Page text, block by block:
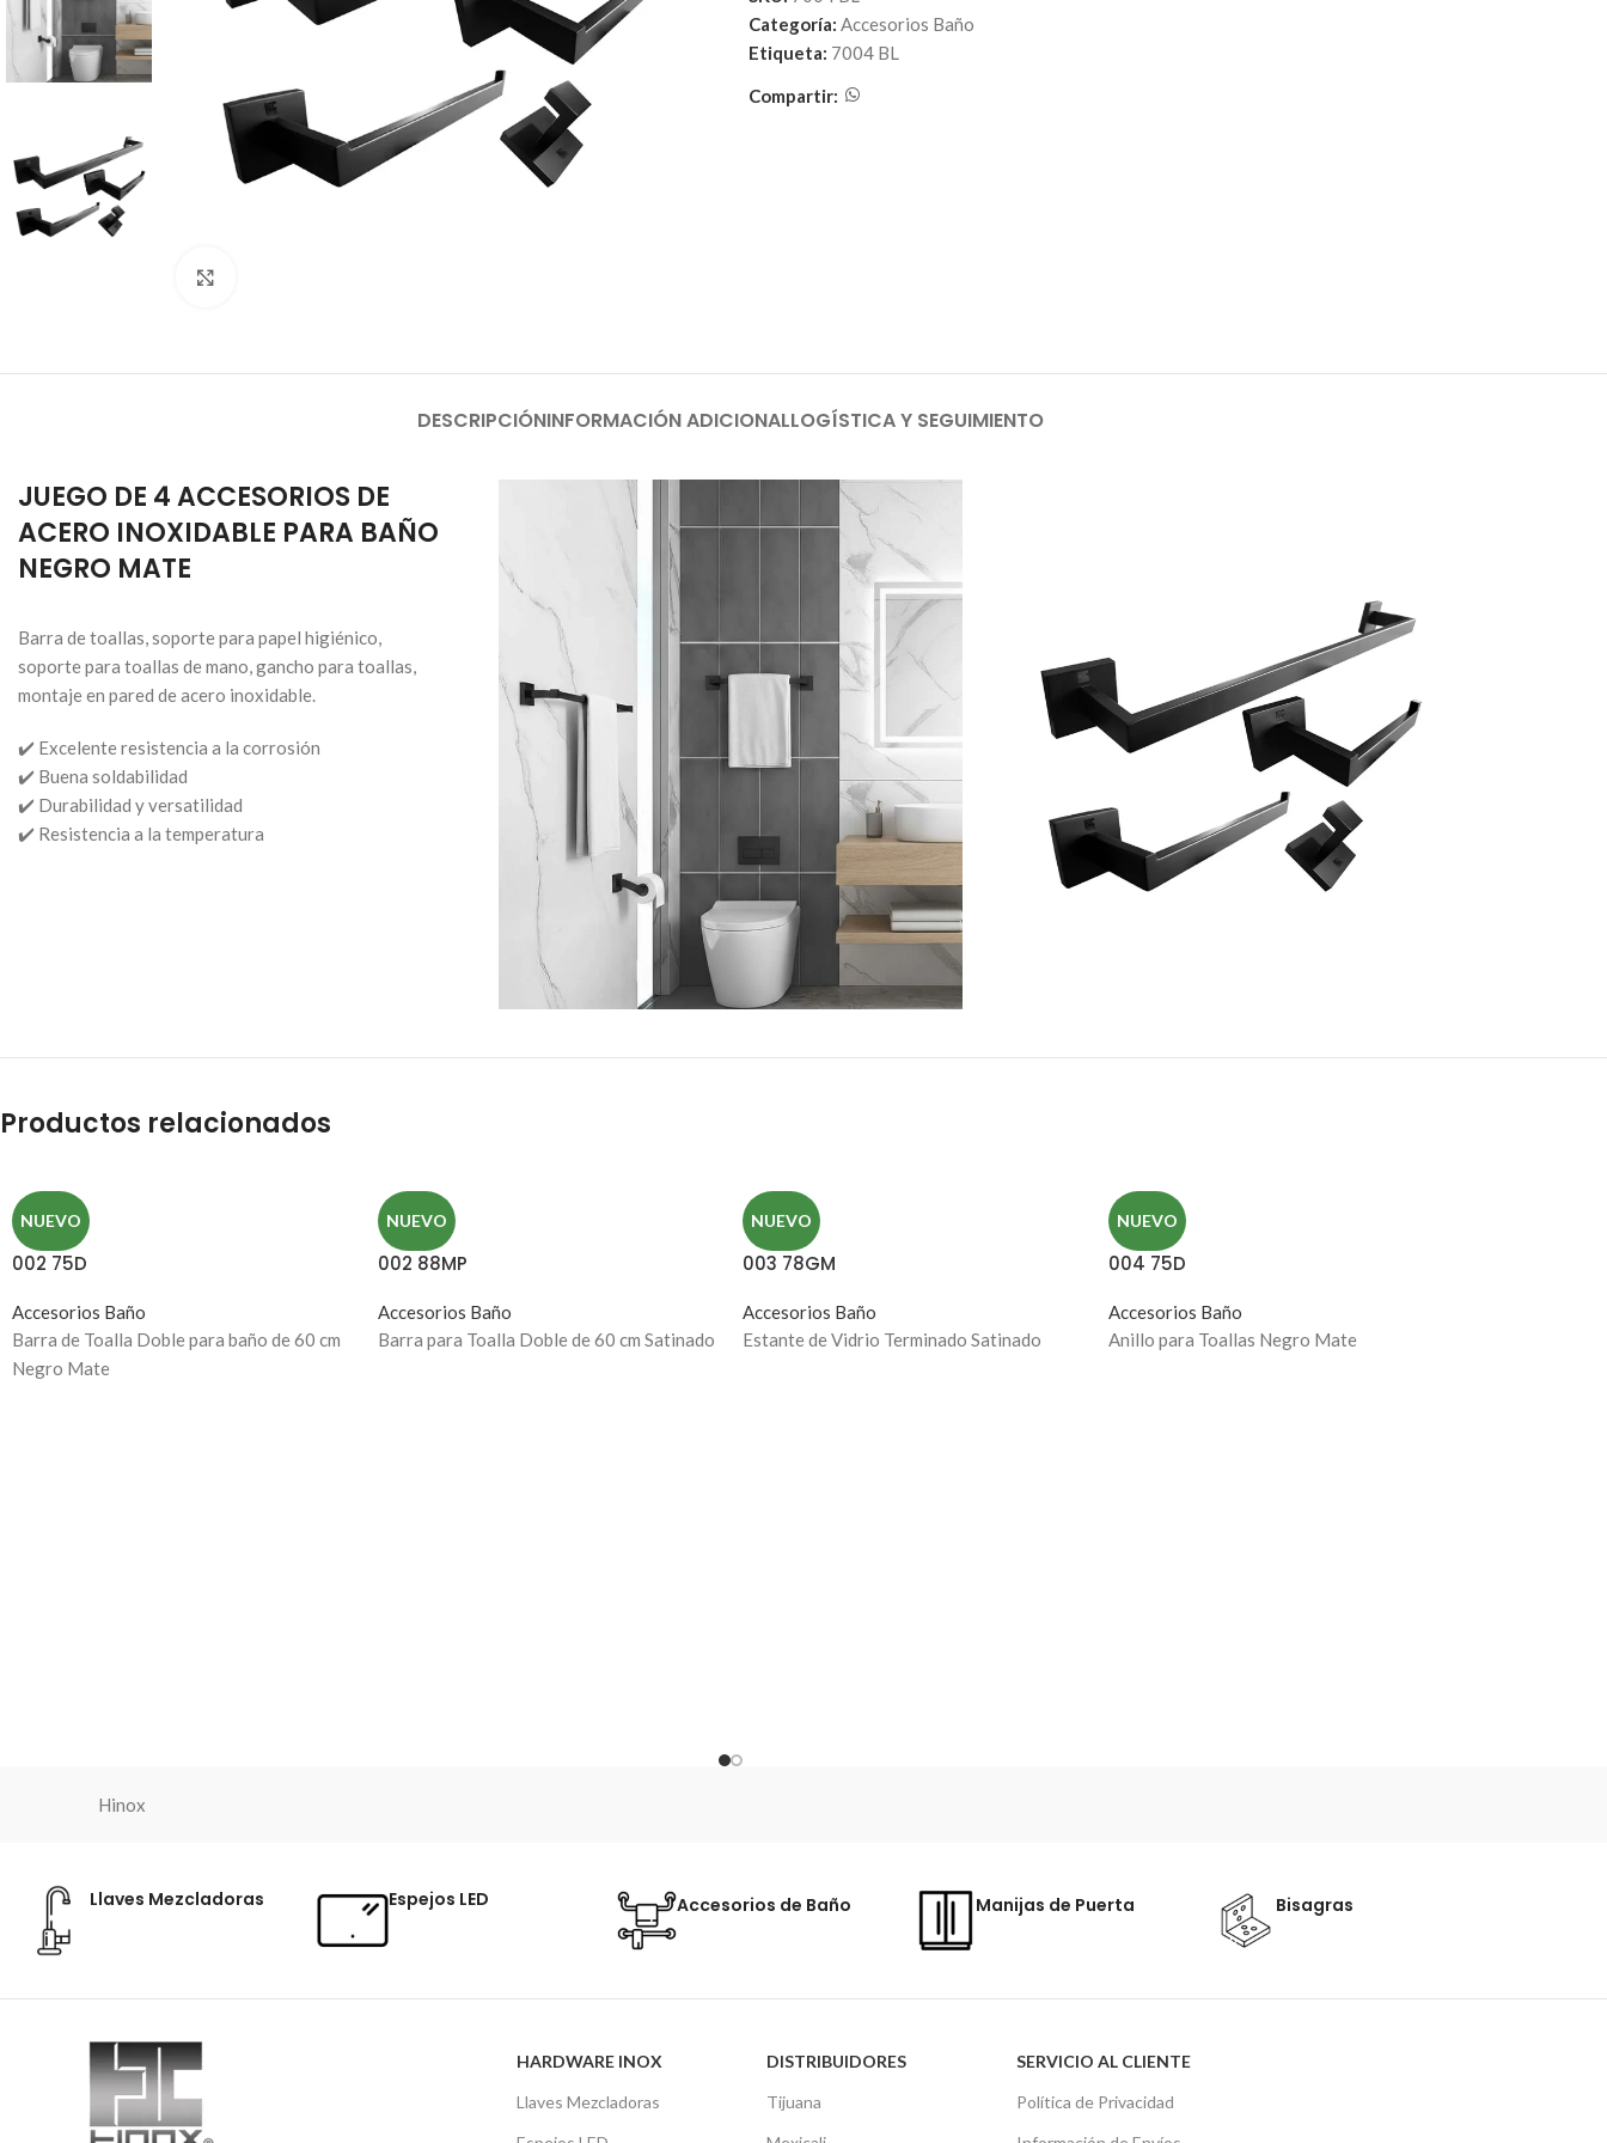
Categoría: Accesorios Baño
Etiqueta: 7004 BL
Compartir:
DESCRIPCIÓNINFORMACIÓN ADICIONALLOGÍSTICA Y SEGUIMIENTO
JUEGO DE 4 ACCESORIOS DE
ACERO INOXIDABLE PARA BAÑO
NEGRO MATE
Barra de toallas, soporte para papel higiénico,
soporte para toallas de mano, gancho para toallas,
montaje en pared de acero inoxidable.
✔️ Excelente resistencia a la corrosión
✔️ Buena soldabilidad
✔️ Durabilidad y versatilidad
✔️ Resistencia a la temperatura
Productos relacionados
NUEVO
002 75D
Accesorios Baño
Barra de Toalla Doble para baño de 60 cm
Negro Mate
NUEVO
002 88MP
Accesorios Baño
Barra para Toalla Doble de 60 cm Satinado
NUEVO
003 78GM
Accesorios Baño
Estante de Vidrio Terminado Satinado
NUEVO
004 75D
Accesorios Baño
Anillo para Toallas Negro Mate
Hinox
Llaves Mezcladoras Espejos LED Accesorios de Baño Manijas de Puerta Bisagras
HARDWARE INOX
Llaves Mezcladoras
DISTRIBUIDORES
Tijuana
SERVICIO AL CLIENTE
Política de Privacidad